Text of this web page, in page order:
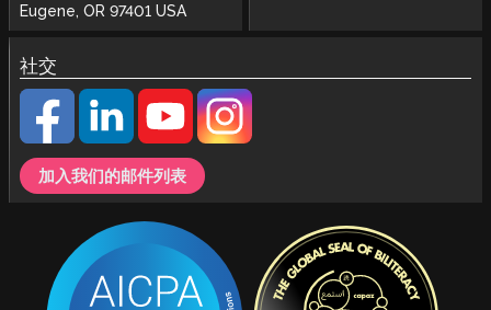
Eugene, OR 97401 USA
社交
加入我们的邮件列表